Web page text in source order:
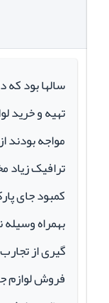
سالها بود
تهیه و خرید
مواجه بودند
ترافیک
کمبود جای
بهمراه وسیله
گیری از